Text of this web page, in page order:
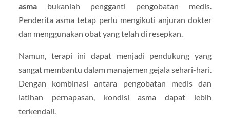
asmabukanlah pengganti pengobatan medis.
Penderita asma tetap perlu mengikuti anjuran dokter
dan menggunakan obat yang telah di resepkan.
Namun, terapi ini dapat menjadi pendukung yang
sangat membantu dalam manajemen gejala sehari-hari.
Dengan kombinasi antara pengobatan medis dan
latihan pernapasan, kondisi asma dapat lebih
terkendali.